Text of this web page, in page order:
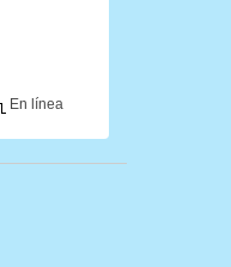
En línea